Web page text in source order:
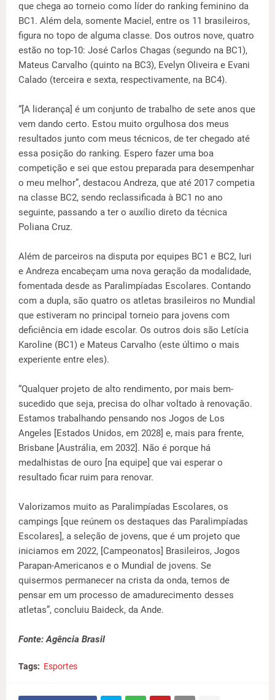
que chega ao torneio como líder do ranking feminino da
BC1. Além dela, somente Maciel, entre os 11 brasileiros,
figura no topo de alguma classe. Dos outros nove, quatro
estão no top-10: José Carlos Chagas (segundo na BC1),
Mateus Carvalho (quinto na BC3), Evelyn Oliveira e Evani
Calado (terceira e sexta, respectivamente, na BC4).
“[A liderança] é um conjunto de trabalho de sete anos que
vem dando certo. Estou muito orgulhosa dos meus
resultados junto com meus técnicos, de ter chegado até
essa posição do ranking. Espero fazer uma boa
competição e sei que estou preparada para desempenhar
o meu melhor”, destacou Andreza, que até 2017 competia
na classe BC2, sendo reclassificada à BC1 no ano
seguinte, passando a ter o auxílio direto da técnica
Poliana Cruz.
Além de parceiros na disputa por equipes BC1 e BC2, Iuri
e Andreza encabeçam uma nova geração da modalidade,
fomentada desde as Paralimpíadas Escolares. Contando
com a dupla, são quatro os atletas brasileiros no Mundial
que estiveram no principal torneio para jovens com
deficiência em idade escolar. Os outros dois são Letícia
Karoline (BC1) e Mateus Carvalho (este último o mais
experiente entre eles).
“Qualquer projeto de alto rendimento, por mais bem-
sucedido que seja, precisa do olhar voltado à renovação.
Estamos trabalhando pensando nos Jogos de Los
Angeles [Estados Unidos, em 2028] e, mais para frente,
Brisbane [Austrália, em 2032]. Não é porque há
medalhistas de ouro [na equipe] que vai esperar o
resultado ficar ruim para renovar.
Valorizamos muito as Paralimpíadas Escolares, os
campings [que reúnem os destaques das Paralimpíadas
Escolares], a seleção de jovens, que é um projeto que
iniciamos em 2022, [Campeonatos] Brasileiros, Jogos
Parapan-Americanos e o Mundial de jovens. Se
quisermos permanecer na crista da onda, temos de
pensar em um processo de amadurecimento desses
atletas”, concluiu Baideck, da Ande.
Fonte: Agência Brasil
Tags: Esportes